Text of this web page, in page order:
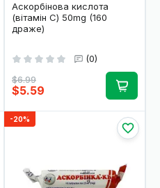
Аскорбінова кислота
(вітамін C) 50mg (160
драже)
(0)
$5.59
$6.99
-20%